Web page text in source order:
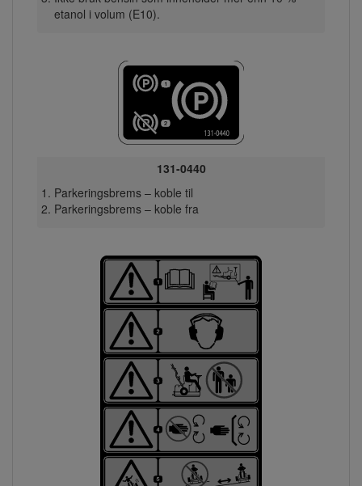
etanol i volum (E10).
131-0440
Parkeringsbrems – koble til
Parkeringsbrems – koble fra